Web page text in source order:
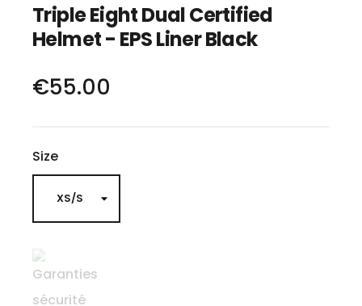
Triple Eight Dual Certified
Helmet - EPS Liner Black
€55.00
Size